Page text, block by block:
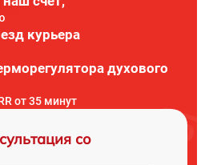
курьера
духового
от 35 минут
со